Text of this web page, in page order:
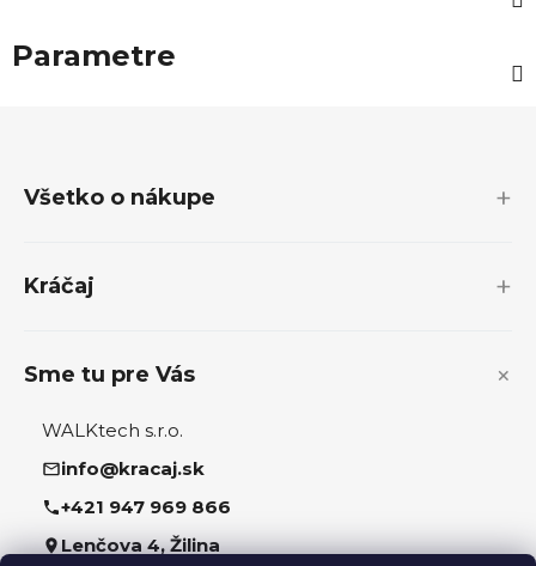
Parametre
Všetko o nákupe
Kráčaj
Sme tu pre Vás
WALKtech s.r.o.
info@kracaj.sk
+421 947 969 866
Lenčova 4, Žilina